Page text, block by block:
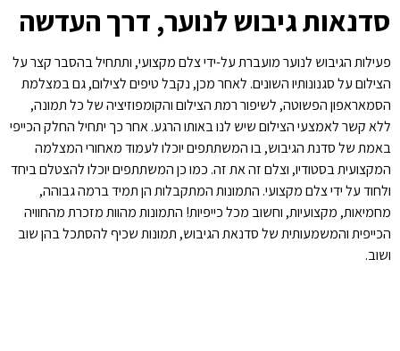
סדנאות גיבוש לנוער, דרך העדשה
פעילות הגיבוש לנוער מועברת על-ידי צלם מקצועי, ותתחיל בהסבר קצר על
הצילום על סגנונותיו השונים. לאחר מכן, נקבל טיפים לצילום, גם במצלמת
הסמאראפון הפשוטה, לשיפור רמת הצילום והקומפוזיציה של כל תמונה,
ללא קשר לאמצעי הצילום שיש לנו באותו הרגע. אחר כך יתחיל החלק הכייפי
באמת של סדנת הגיבוש, בו המשתתפים יוכלו לעמוד מאחורי המצלמה
המקצועית בסטודיו, וצלם זה את זה. כמו כן המשתתפים יוכלו להצטלם ביחד
ולחוד על ידי צלם מקצועי. התמונות המתקבלות הן תמיד ברמה גבוהה,
מחמיאות, מקצועיות, וחשוב מכל כייפיות! התמונות מהוות מזכרת מהחוויה
הכייפית והמשמעותית של סדנאת הגיבוש, תמונות שכיף להסתכל בהן שוב
ושוב.